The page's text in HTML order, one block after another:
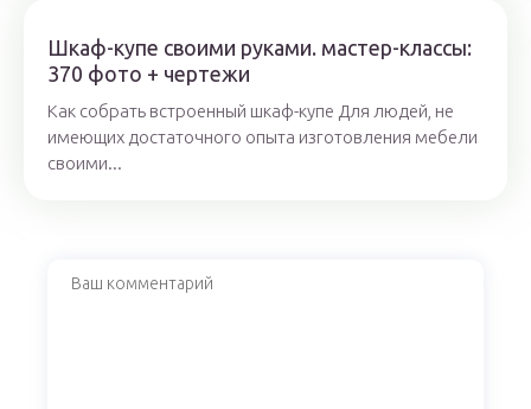
Шкаф-купе своими руками. мастер-классы:
370 фото + чертежи
Как собрать встроенный шкаф-купе Для людей, не
имеющих достаточного опыта изготовления мебели
своими...